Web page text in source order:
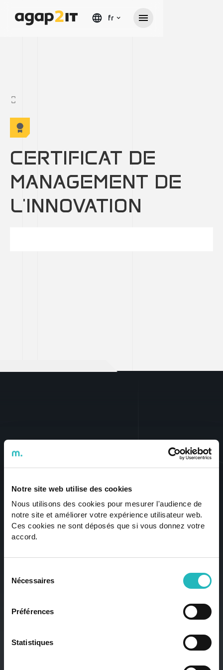
Notre site web utilise des cookies
Nous utilisons des cookies pour mesurer l'audience de
notre site et améliorer votre expérience utilisateur web.
Ces cookies ne sont déposés que si vous donnez votre
accord.
Nécessaires
Préférences
Statistiques
fr
CERTIFICAT DE
MANAGEMENT DE
L'INNOVATION
ÊTES-VOUS PRÊT À
INNOVER OU À
FAIRE PARTIE DE
L'INNOVATION ?
DISCUTONS-EN
Nos meilleurs professionnels sont prêts à propulser la